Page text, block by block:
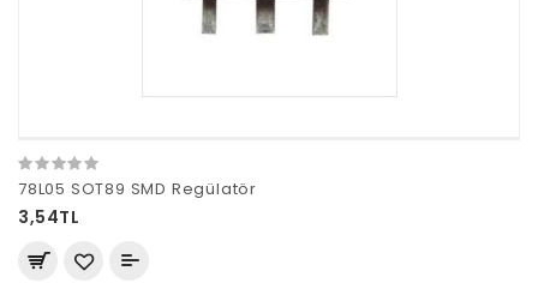
78L05 SOT89 SMD Regülatör
3,54TL